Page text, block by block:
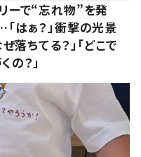
ーで“忘れ物”を発
はぁ？」衝撃の光景
ぜ落ちてる？」「どこで
の？」